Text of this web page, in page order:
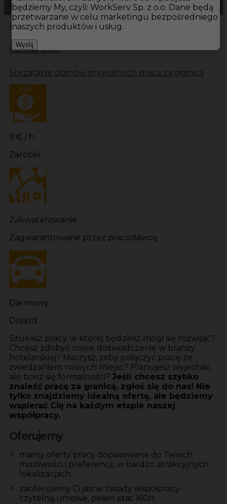
Hotistin Oferty pracyHotelarstwo Kalmar
Hotelarstwo
Sprzątanie domów prywatnych praca za granicą
9 € / h
Zarobki
Zakwaterowanie
Zagwarantowane przez pracodawcę
Darmowy
Dojazd
Szukasz pracy, w której będziesz mógł się rozwijać?
Chcesz zdobyć nowe doświadczenie w branży
hotelarskiej? Marzysz, żeby połączyć pracę ze
zwiedzaniem nowych miejsc? Planujesz wyjechać,
ale boisz się formalności? Jeśli chcesz szybko
znaleźć pracę za granicą, zgłoś się do nas! Nie
tylko znajdziemy idealną ofertę, ale będziemy
wspierać Cię na każdym etapie naszej
współpracy.
Oferujemy
mamy oferty pracy dopasowane do Twoich
możliwości i preferencji, w bardzo atrakcyjnych
lokalizacjach
zaoferujemy Ci jasne zasady współpracy-
czytelną umowę, pełen etat 160h
będziemy My, czyli: WorkServ Sp. z o.o. Dane będą
przetwarzane w celu marketingu bezpośredniego
naszych produktów i usług.
Wyślij